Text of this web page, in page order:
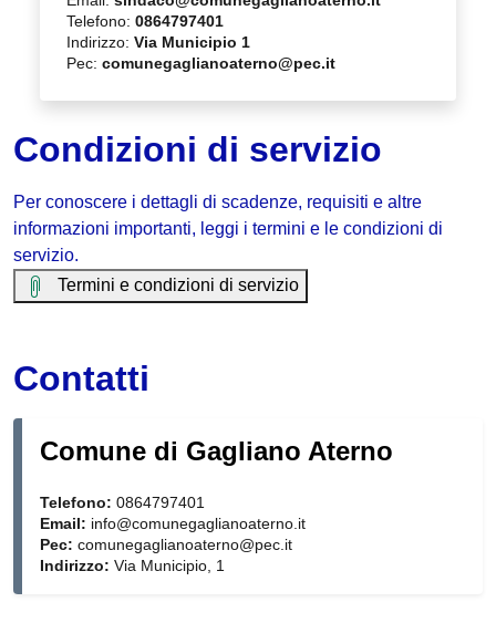
Telefono: 0864797401
Indirizzo: Via Municipio 1
Pec: comunegaglianoaterno@pec.it
Condizioni di servizio
Per conoscere i dettagli di scadenze, requisiti e altre
informazioni importanti, leggi i termini e le condizioni di
servizio.
Termini e condizioni di servizio
Contatti
Comune di Gagliano Aterno
Telefono: 0864797401
Email: info@comunegaglianoaterno.it
Pec: comunegaglianoaterno@pec.it
Indirizzo: Via Municipio, 1